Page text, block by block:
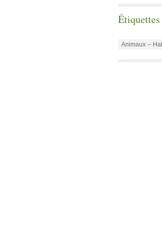
Étiquettes
Animaux --